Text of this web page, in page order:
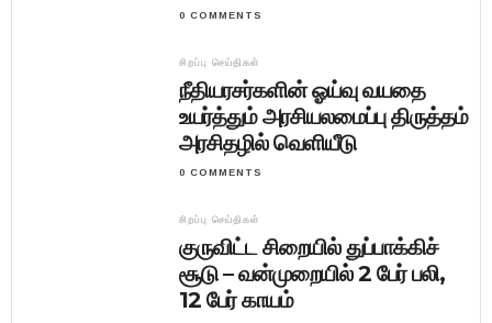
0 COMMENTS
சிறப்பு செய்திகள்
நீதியரசர்களின் ஓய்வு வயதை
உயர்த்தும் அரசியலமைப்பு திருத்தம்
அரசிதழில் வெளியீடு
0 COMMENTS
சிறப்பு செய்திகள்
குருவிட்ட சிறையில் துப்பாக்கிச்
சூடு – வன்முறையில் 2 பேர் பலி,
12 பேர் காயம்